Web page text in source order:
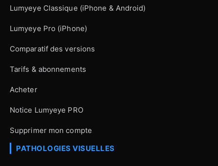
Lumyeye Classique (iPhone & Android)
Lumyeye Pro (iPhone)
Comparatif des versions
Tarifs & abonnements
Acheter
Notice Lumyeye PRO
Supprimer mon compte
PATHOLOGIES VISUELLES